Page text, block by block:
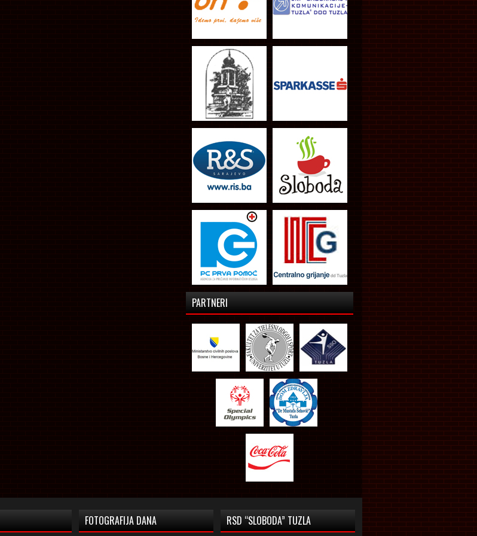
PARTNERI
FOTOGRAFIJA DANA RSD “SLOBODA” TUZLA